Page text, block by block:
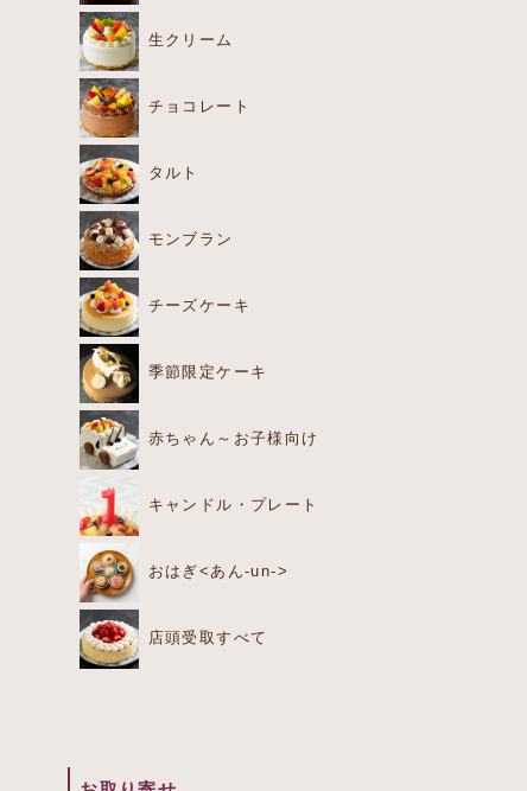
生クリーム
チョコレート
タルト
モンブラン
チーズケーキ
季節限定ケーキ
赤ちゃん～お子様向け
キャンドル・プレート
おはぎ<あん-un->
店頭受取すべて